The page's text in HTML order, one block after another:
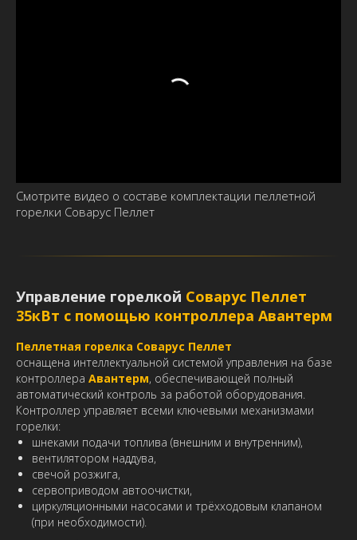
Смотрите видео о составе комплектации пеллетной
горелки Соварус Пеллет
Управление горелкой Соварус Пеллет
35кВт с помощью контроллера Авантерм
Пеллетная горелка Соварус Пеллет
оснащена интеллектуальной системой управления на базе
контроллера Авантерм, обеспечивающей полный
автоматический контроль за работой оборудования.
Контроллер управляет всеми ключевыми механизмами
горелки:
шнеками подачи топлива (внешним и внутренним),
вентилятором наддува,
свечой розжига,
сервоприводом автоочистки,
циркуляционными насосами и трёхходовым клапаном
(при необходимости).